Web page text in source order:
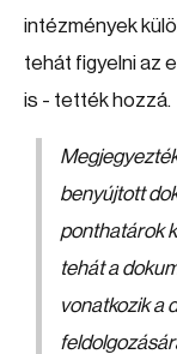
intézmények
tehát figyelni az
is - tették hozzá.
benyújtott
ponthatárok
tehát a
vonatkozik a